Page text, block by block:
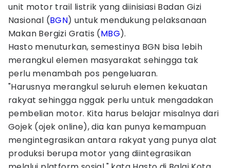
unit motor trail listrik yang diinisiasi Badan Gizi
Nasional (BGN) untuk mendukung pelaksanaan
Makan Bergizi Gratis (MBG).
Hasto menuturkan, semestinya BGN bisa lebih
merangkul elemen masyarakat sehingga tak
perlu menambah pos pengeluaran.
"Harusnya merangkul seluruh elemen kekuatan
rakyat sehingga nggak perlu untuk mengadakan
pembelian motor. Kita harus belajar misalnya dari
Gojek (ojek online), dia kan punya kemampuan
mengintegrasikan antara rakyat yang punya alat
produksi berupa motor yang diintegrasikan